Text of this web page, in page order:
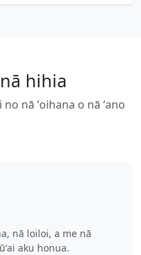
hihia
nā ʻoihana o nā ʻano
nā loiloi, a me nā
aku honua.